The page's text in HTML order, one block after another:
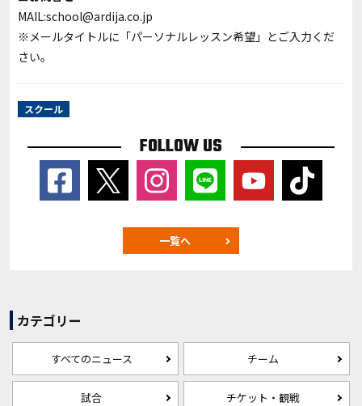
MAIL:school@ardija.co.jp
※メールタイトルに「パーソナルレッスン希望」とご入力くだ
さい。
スクール
FOLLOW US
一覧へ
カテゴリー
すべてのニュース チーム
試合 チケット・観戦